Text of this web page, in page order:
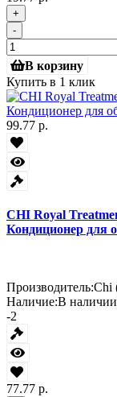
+
-
В корзину
Купить в 1 клик
99.77 р.
CHI Royal
Кондиционер для
Производитель:
Наличие:В наличии
-2
77.77 р.